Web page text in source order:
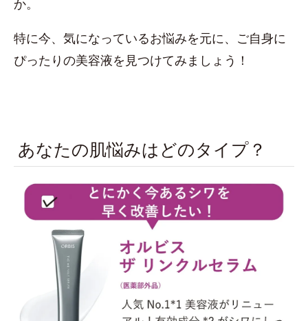
か。
特に今、気になっているお悩みを元に、ご自身に
ぴったりの美容液を見つけてみましょう！
あなたの肌悩みはどのタイプ？